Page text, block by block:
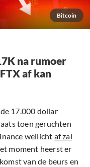
Bitcoin
na rumoer
af kan
17.000 dollar
toen geruchten
wellicht af zal
moment heerst er
van de beurs en